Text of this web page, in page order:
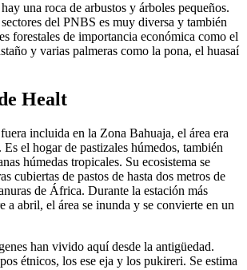
una roca de arbustos y árboles pequeños.
del PNBS es muy diversa y también
forestales de importancia económica como el
y varias palmeras como la pona, el huasaí
Healt
incluida en la Zona Bahuaja, el área era
el hogar de pastizales húmedos, también
húmedas tropicales. Su ecosistema se
cubiertas de pastos de hasta dos metros de
de África. Durante la estación más
a abril, el área se inunda y se convierte en un
han vivido aquí desde la antigüedad.
étnicos, los ese eja y los pukireri. Se estima